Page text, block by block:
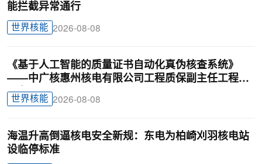
能拦截异常通行
世界核能 2026-08-08
《基于人工智能的质量证书自动化真伪核查系统》
——中广核惠州核电有限公司工程质保副主任工程师
刁龙
世界核能 2026-08-08
海温升高倒逼核电安全新规：东电为柏崎刈羽核电站
设临停标准